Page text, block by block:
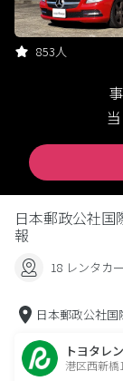
853人
日本郵政公社
報
18 レンタカ
日本郵政公社
トヨタレ
港区西新橋